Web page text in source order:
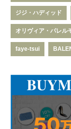
ジジ・ハディッド
オリヴィア・パレル
faye-tsui